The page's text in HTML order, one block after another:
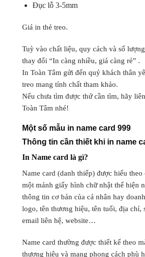
Đục lỗ 3-5mm
Giá in thẻ treo.
Tuỳ vào chất liệu, quy cách và số
thay đổi “In càng nhiều, giá càng rẻ” .
In Toàn Tâm gửi đến quý khách thân
treo mang tính chất tham khảo.
Nếu chưa tìm được thứ cần tìm, hãy
Toàn Tâm nhé!
Một số mẫu in name card 999
Thông tin cần thiết khi in name
In Name card là gì?
Name card (danh thiếp) được hiểu theo
một mảnh giấy hình chữ nhật thể hiện
thông tin cơ bản của cá nhân hay
logo, tên thương hiệu, tên tuổi, địa chỉ,
email liên hệ, website…
Name card thường được thiết kế theo
thương hiệu và mang phong cách phù